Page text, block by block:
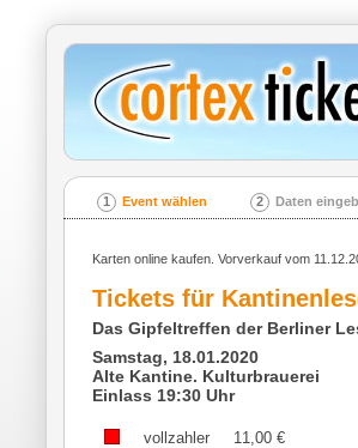
1 Event wählen 2 Daten
Karten online kaufen. Vorverkauf vom
Tickets für
Das Gipfeltreffen der Berliner
Samstag, 18.01.2020
Alte Kantine. Kulturbrauerei
Einlass 19:30 Uhr
vollzahler 11,00 €